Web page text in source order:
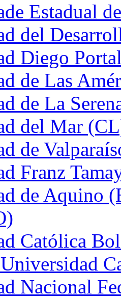
Estadual
del
Diego
de Las
de La
del Mar
de
Franz
de Aquino
Católica
Nacional